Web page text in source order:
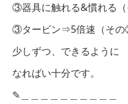
③器具に触れる&慣れる（
③タービン⇒5倍速（その
少しずつ、できるように
なればい十分です。
✎︎＿＿＿＿＿＿＿＿＿＿